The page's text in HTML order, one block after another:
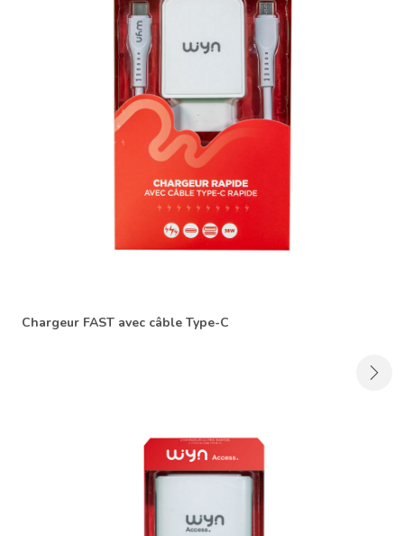
Chargeur FAST avec câble Type-C